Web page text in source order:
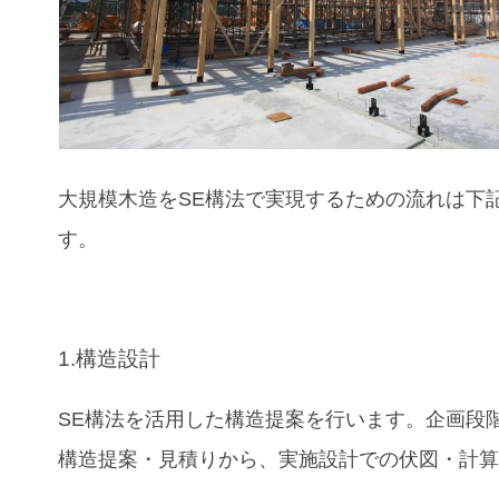
大規模木造をSE構法で実現するための流れは下
す。
1.構造設計
SE構法を活用した構造提案を行います。企画段
構造提案・見積りから、実施設計での伏図・計